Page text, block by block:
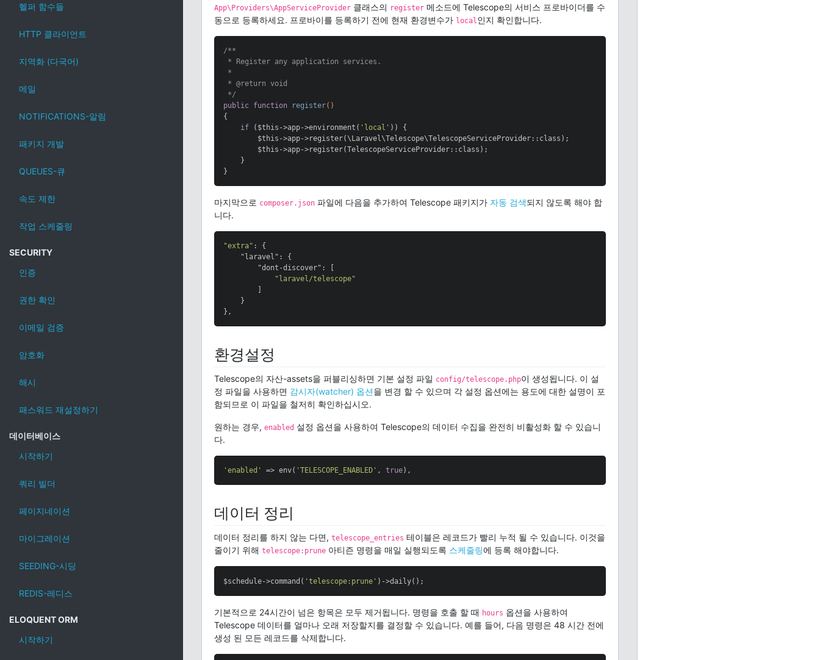
헬퍼 함수들
HTTP 클라이언트
지역화 (다국어)
메일
NOTIFICATIONS-알림
패키지 개발
QUEUES-큐
속도 제한
작업 스케줄링
SECURITY
인증
권한 확인
이메일 검증
암호화
해시
패스워드 재설정하기
데이터베이스
시작하기
쿼리 빌더
페이지네이션
마이그레이션
SEEDING-시딩
REDIS-레디스
ELOQUENT ORM
시작하기
App\Providers\AppServiceProvider 클래스의 register 메소드에 Telescope의 서비스 프로바이더를 수
동으로 등록하세요. 프로바이를 등록하기 전에 현재 환경변수가 local 인지 확인합니다.
/**
* Register any application services.
*
* @return void
*/
public function register()
{
if ($this->app->environment( 'local' )) {
        $this->app->register(\Laravel\Telescope\TelescopeServiceProvider::class);
        $this->app->register(TelescopeServiceProvider::class);
    }
}
마지막으로 composer.json 파일에 다음을 추가하여 Telescope 패키지가 자동 검색되지 않도록 해야 합
니다.
"extra" : {
"laravel" : {
"dont-discover" : [
"laravel/telescope"
    }
},
환경설정
Telescope의 자산-assets을 퍼블리싱하면 기본 설정 파일 config/telescope.php이 생성됩니다. 이 설
정 파일을 사용하면 감시자(watcher) 옵션을 변경 할 수 있으며 각 설정 옵션에는 용도에 대한 설명이 포
함되므로 이 파일을 철저히 확인하십시오.
원하는 경우, enabled 설정 옵션을 사용하여 Telescope의 데이터 수집을 완전히 비활성화 할 수 있습니
다.
'enabled' => env( 'TELESCOPE_ENABLED' , true),
데이터 정리
데이터 정리를 하지 않는 다면, telescope_entries 테이블은 레코드가 빨리 누적 될 수 있습니다. 이것을
줄이기 위해 telescope:prune 아티즌 명령을 매일 실행되도록 스케줄링에 등록 해야합니다.
$schedule->command( 'telescope:prune' )->daily();
기본적으로 24시간이 넘은 항목은 모두 제거됩니다. 명령을 호출 할 때 hours 옵션을 사용하여
Telescope 데이터를 얼마나 오래 저장할지를 결정할 수 있습니다. 예를 들어, 다음 명령은 48 시간 전에
생성 된 모든 레코드를 삭제합니다.